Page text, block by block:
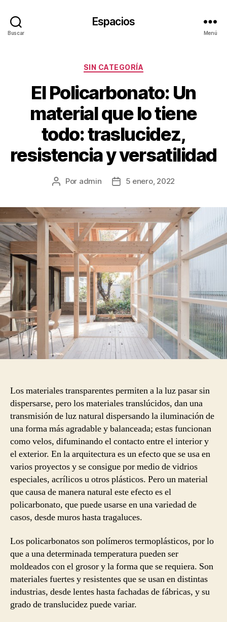
Buscar
Espacios
Menú
Categorías
SIN CATEGORÍA
El Policarbonato: Un
material que lo tiene
todo: traslucidez,
resistencia y versatilidad
Autor
publicación
Por admin
Fecha
publicación
5 enero, 2022
Los materiales transparentes permiten a la luz pasar sin
dispersarse, pero los materiales translúcidos, dan una
transmisión de luz natural dispersando la iluminación de
una forma más agradable y balanceada; estas funcionan
como velos, difuminando el contacto entre el interior y
el exterior. En la arquitectura es un efecto que se usa en
varios proyectos y se consigue por medio de vidrios
especiales, acrílicos u otros plásticos. Pero un material
que causa de manera natural este efecto es el
policarbonato, que puede usarse en una variedad de
casos, desde muros hasta tragaluces.
Los policarbonatos son polímeros termoplásticos, por lo
que a una determinada temperatura pueden ser
moldeados con el grosor y la forma que se requiera. Son
materiales fuertes y resistentes que se usan en distintas
industrias, desde lentes hasta fachadas de fábricas, y su
grado de translucidez puede variar.